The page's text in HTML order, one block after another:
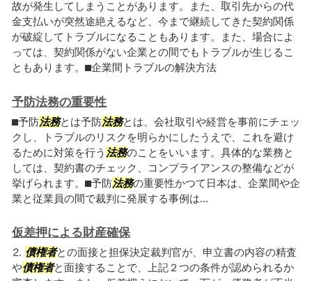
故が発生してしまうことがあります。また、取引先からの代
金支払いが突然途絶えるなど、今まで継続してきた契約関係
が破綻してトラブルになることもあります。また、場合によ
っては、契約関係がない企業との間でもトラブルが生じるこ
ともあります。⬛︎企業間トラブルの解決方法
予防法務の重要性
⬛︎予防法務とは予防法務とは、会社取引や経営を事前にチェッ
クし、トラブルのリスクを明らかにしたうえで、これを避け
るために対策を行う 法務のことをいいます。具体的な業務と
しては、契約書のチェック、コンプライアンスの整備などが
挙げられます。⬛︎予防法務の重要性かつて日本は、企業間や企
業と従業員の間で裁判に発展する事例は...
仮差押による財産確保
⒉ 債権者との面接と担保決定裁判官が、申立書の内容の精査
や債権者と面接することで、上記２つの条件が認められるか